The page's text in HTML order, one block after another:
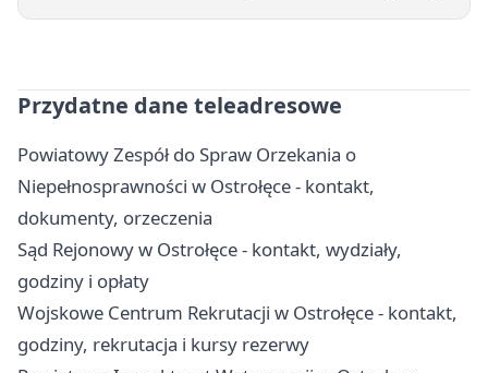
Przydatne dane teleadresowe
Powiatowy Zespół do Spraw Orzekania o
Niepełnosprawności w Ostrołęce - kontakt,
dokumenty, orzeczenia
Sąd Rejonowy w Ostrołęce - kontakt, wydziały,
godziny i opłaty
Wojskowe Centrum Rekrutacji w Ostrołęce - kontakt,
godziny, rekrutacja i kursy rezerwy